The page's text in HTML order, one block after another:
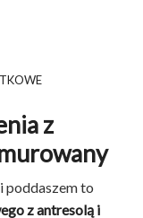
z
poddaszem to
z antresolą i